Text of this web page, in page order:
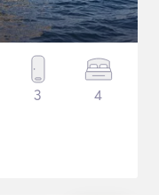
3 4